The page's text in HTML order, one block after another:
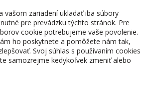
vašom zariadení ukladať iba súbory
pre prevádzku týchto stránok. Pre
cookie potrebujeme vaše povolenie.
ho poskytnete a pomôžete nám tak,
Svoj súhlas s používaním cookies
samozrejme kedykoľvek zmeniť alebo